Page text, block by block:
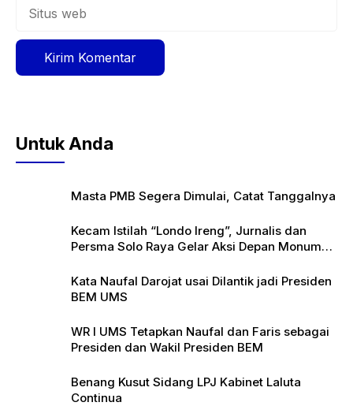
Untuk Anda
Masta PMB Segera Dimulai, Catat Tanggalnya
Kecam Istilah “Londo Ireng”, Jurnalis dan
Persma Solo Raya Gelar Aksi Depan Monumen
Kata Naufal Darojat usai Dilantik jadi Presiden
BEM UMS
WR I UMS Tetapkan Naufal dan Faris sebagai
Presiden dan Wakil Presiden BEM
Benang Kusut Sidang LPJ Kabinet Laluta
Continua